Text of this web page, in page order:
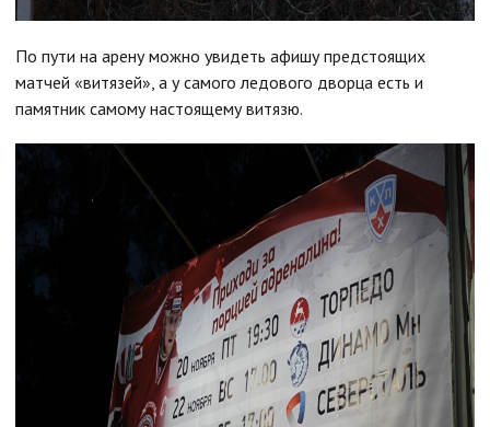
По пути на арену можно увидеть афишу предстоящих
матчей «витязей», а у самого ледового дворца есть и
памятник самому настоящему витязю.